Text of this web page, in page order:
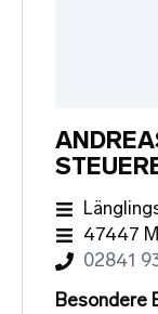
47447
02841
Besondere